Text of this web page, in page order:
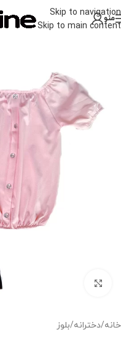
Skip to navigation
Skip to main content
منو
برای بزرگنمایی کلیک کنید
خانه/دخترانه/بلوز